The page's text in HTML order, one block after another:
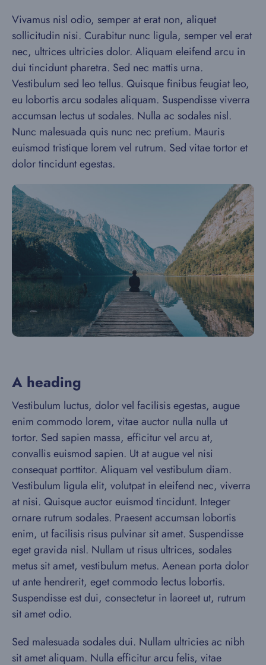
Vivamus nisl odio, semper at erat non, aliquet
sollicitudin nisi. Curabitur nunc ligula, semper vel erat
nec, ultrices ultricies dolor. Aliquam eleifend arcu in
dui tincidunt pharetra. Sed nec mattis urna.
Vestibulum sed leo tellus. Quisque finibus feugiat leo,
eu lobortis arcu sodales aliquam. Suspendisse viverra
accumsan lectus ut sodales. Nulla ac sodales nisl.
Nunc malesuada quis nunc nec pretium. Mauris
euismod tristique lorem vel rutrum. Sed vitae tortor et
dolor tincidunt egestas.
A heading
Vestibulum luctus, dolor vel facilisis egestas, augue
enim commodo lorem, vitae auctor nulla nulla ut
tortor. Sed sapien massa, efficitur vel arcu at,
convallis euismod sapien. Ut at augue vel nisi
consequat porttitor. Aliquam vel vestibulum diam.
Vestibulum ligula elit, volutpat in eleifend nec, viverra
at nisi. Quisque auctor euismod tincidunt. Integer
ornare rutrum sodales. Praesent accumsan lobortis
enim, ut facilisis risus pulvinar sit amet. Suspendisse
eget gravida nisl. Nullam ut risus ultrices, sodales
metus sit amet, vestibulum metus. Aenean porta dolor
ut ante hendrerit, eget commodo lectus lobortis.
Suspendisse est dui, consectetur in laoreet ut, rutrum
sit amet odio.
Sed malesuada sodales dui. Nullam ultricies ac nibh
sit amet aliquam. Nulla efficitur arcu felis, vitae